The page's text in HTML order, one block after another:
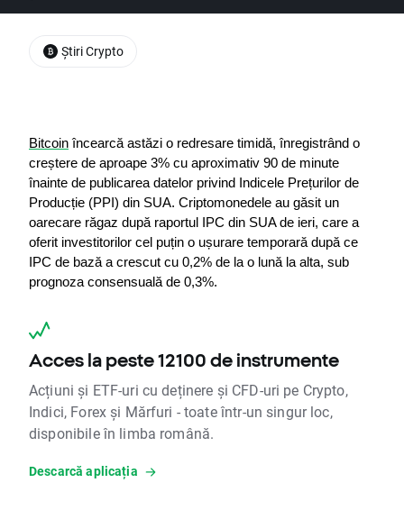
Bitcoin încearcă astăzi o redresare timidă, înregistrând o
creștere de aproape 3% cu aproximativ 90 de minute
înainte de publicarea datelor privind Indicele Prețurilor de
Producție (PPI) din SUA. Criptomonedele au găsit un
oarecare răgaz după raportul IPC din SUA de ieri, care a
oferit investitorilor cel puțin o ușurare temporară după ce
IPC de bază a crescut cu 0,2% de la o lună la alta, sub
prognoza consensuală de 0,3%.
Acces la peste 12100 de instrumente
Acțiuni și ETF-uri cu deținere și CFD-uri pe Crypto,
Indici, Forex și Mărfuri - toate într-un singur loc,
disponibile în limba română.
Descarcă aplicația
Știri Crypto